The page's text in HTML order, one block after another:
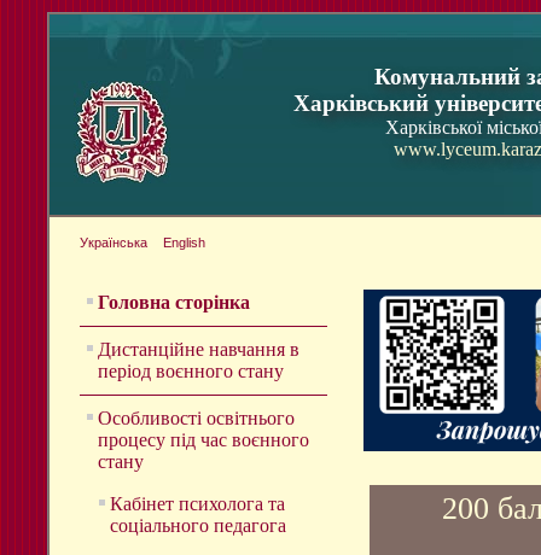
Комунальний
Харківський
Харківської
Українська English
Головна сторінка
Дистанційне навчання в
період воєнного стану
Особливості освітнього
процесу під час воєнного
стану
Кабінет психолога та
соціального педагога
200